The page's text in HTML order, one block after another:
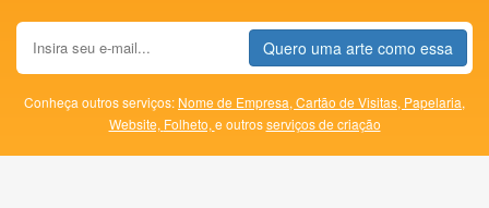
Quero uma arte como essa
Conheça outros serviços: Nome de Empresa, Cartão de Visitas, Papelaria,
Website, Folheto, e outrosserviços de criação